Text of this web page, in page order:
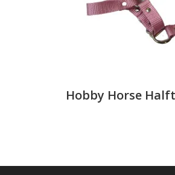
Hobby Horse